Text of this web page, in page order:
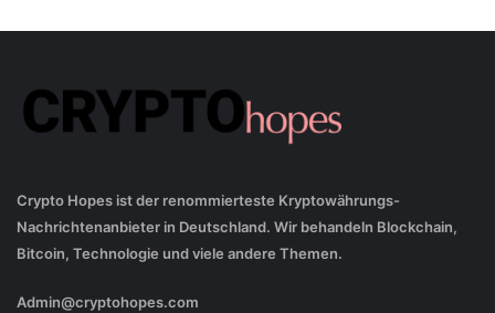
Crypto Hopes ist der renommierteste Kryptowährungs-
Nachrichtenanbieter in Deutschland. Wir behandeln Blockchain,
Bitcoin, Technologie und viele andere Themen.
Admin@cryptohopes.com